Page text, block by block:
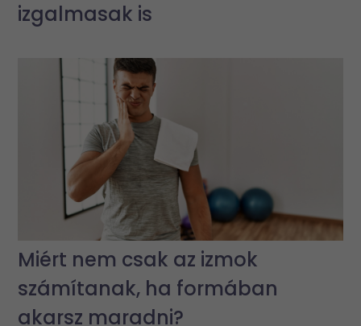
izgalmasak is
Miért nem csak az izmok
számítanak, ha formában
akarsz maradni?